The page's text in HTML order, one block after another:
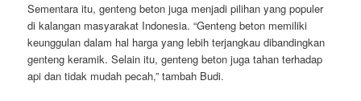
Sementara itu, genteng beton juga menjadi pilihan yang populer
di kalangan masyarakat Indonesia. “Genteng beton memiliki
keunggulan dalam hal harga yang lebih terjangkau dibandingkan
genteng keramik. Selain itu, genteng beton juga tahan terhadap
api dan tidak mudah pecah,” tambah Budi.